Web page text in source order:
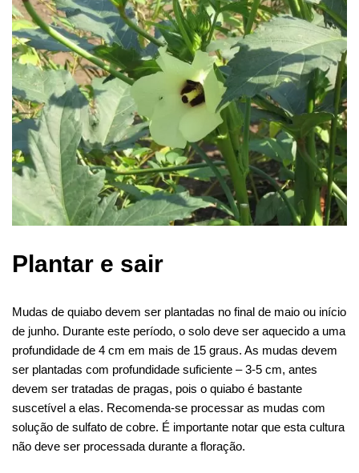
Plantar e sair
Mudas de quiabo devem ser plantadas no final de maio ou início
de junho. Durante este período, o solo deve ser aquecido a uma
profundidade de 4 cm em mais de 15 graus. As mudas devem
ser plantadas com profundidade suficiente – 3-5 cm, antes
devem ser tratadas de pragas, pois o quiabo é bastante
suscetível a elas. Recomenda-se processar as mudas com
solução de sulfato de cobre. É importante notar que esta cultura
não deve ser processada durante a floração.